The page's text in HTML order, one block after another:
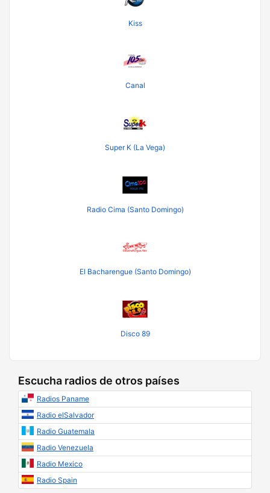
Kiss
Canal
Super K (La Vega)
Radio Cima (Santo Domingo)
El Bacharengue (Santo Domingo)
Disco 89
Escucha radios de otros países
Radios Paname
Radio elSalvador
Radio Guatemala
Radio Venezuela
Radio Mexico
Radio Spain